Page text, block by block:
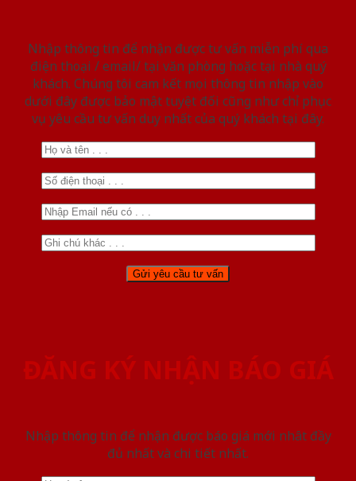
Nhập thông tin để nhận được tư vấn miễn phí qua
điện thoại / email/ tại văn phòng hoặc tại nhà quý
khách. Chúng tôi cam kết mọi thông tin nhập vào
dưới đây được bảo mật tuyệt đối cũng như chỉ phục
vụ yêu cầu tư vấn duy nhất của quý khách tại đây.
ĐĂNG KÝ NHẬN BÁO GIÁ
Nhập thông tin để nhận được báo giá mới nhât đầy
đủ nhất và chi tiết nhất.